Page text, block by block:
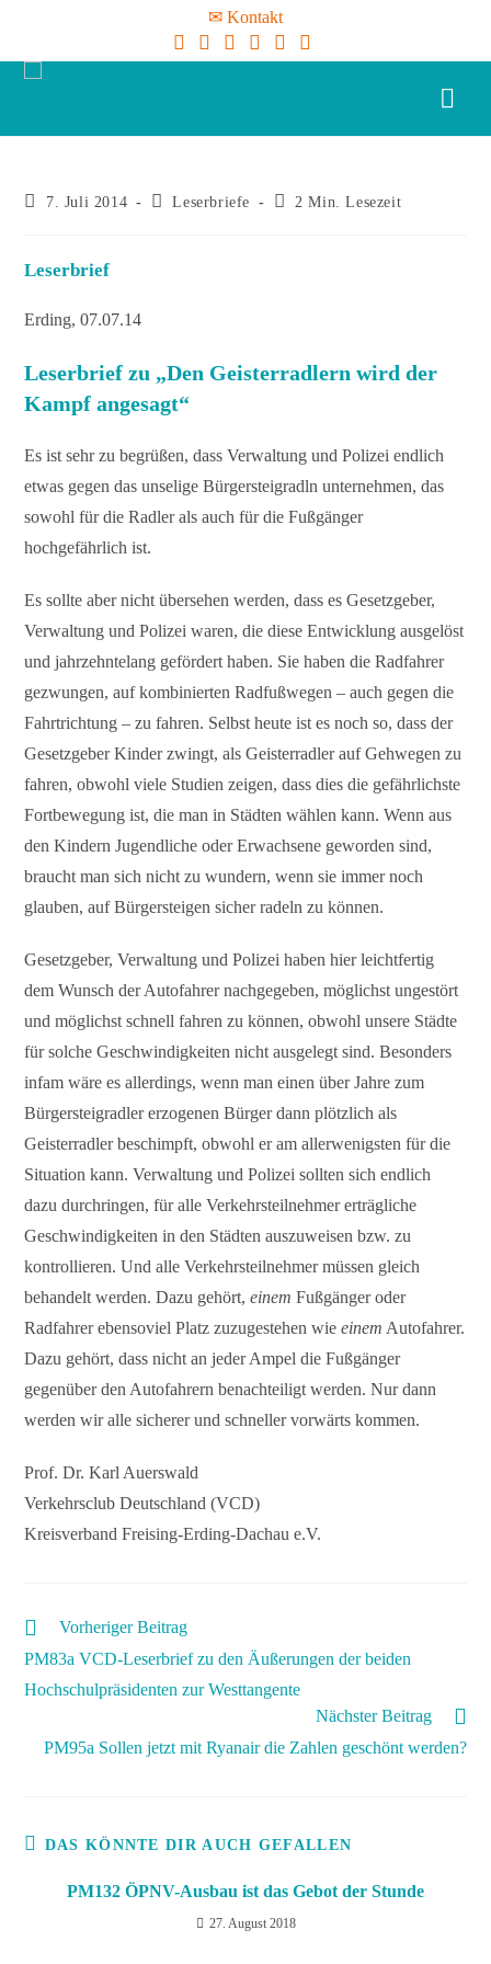
✉ Kontakt
7. Juli 2014 Leserbriefe 2 Min. Lesezeit
Leserbrief
Erding, 07.07.14
Leserbrief zu „Den Geisterradlern wird der
Kampf angesagt“
Es ist sehr zu begrüßen, dass Verwaltung und Polizei endlich
etwas gegen das unselige Bürgersteigradln unternehmen, das
sowohl für die Radler als auch für die Fußgänger
hochgefährlich ist.
Es sollte aber nicht übersehen werden, dass es Gesetzgeber,
Verwaltung und Polizei waren, die diese Entwicklung ausgelöst
und jahrzehntelang gefördert haben. Sie haben die Radfahrer
gezwungen, auf kombinierten Radfußwegen – auch gegen die
Fahrtrichtung – zu fahren. Selbst heute ist es noch so, dass der
Gesetzgeber Kinder zwingt, als Geisterradler auf Gehwegen zu
fahren, obwohl viele Studien zeigen, dass dies die gefährlichste
Fortbewegung ist, die man in Städten wählen kann. Wenn aus
den Kindern Jugendliche oder Erwachsene geworden sind,
braucht man sich nicht zu wundern, wenn sie immer noch
glauben, auf Bürgersteigen sicher radeln zu können.
Gesetzgeber, Verwaltung und Polizei haben hier leichtfertig
dem Wunsch der Autofahrer nachgegeben, möglichst ungestört
und möglichst schnell fahren zu können, obwohl unsere Städte
für solche Geschwindigkeiten nicht ausgelegt sind. Besonders
infam wäre es allerdings, wenn man einen über Jahre zum
Bürgersteigradler erzogenen Bürger dann plötzlich als
Geisterradler beschimpft, obwohl er am allerwenigsten für die
Situation kann. Verwaltung und Polizei sollten sich endlich
dazu durchringen, für alle Verkehrsteilnehmer erträgliche
Geschwindigkeiten in den Städten auszuweisen bzw. zu
kontrollieren. Und alle Verkehrsteilnehmer müssen gleich
behandelt werden. Dazu gehört,einem Fußgänger oder
Radfahrer ebensoviel Platz zuzugestehen wieeinem Autofahrer.
Dazu gehört, dass nicht an jeder Ampel die Fußgänger
gegenüber den Autofahrern benachteiligt werden. Nur dann
werden wir alle sicherer und schneller vorwärts kommen.
Prof. Dr. Karl Auerswald
Verkehrsclub Deutschland (VCD)
Kreisverband Freising-Erding-Dachau e.V.
Vorheriger Beitrag
PM83a VCD-Leserbrief zu den Äußerungen der beiden
Hochschulpräsidenten zur Westtangente
Nächster Beitrag
PM95a Sollen jetzt mit Ryanair die Zahlen geschönt werden?
DAS KÖNNTE DIR AUCH GEFALLEN
PM132 ÖPNV-Ausbau ist das Gebot der Stunde
27. August 2018